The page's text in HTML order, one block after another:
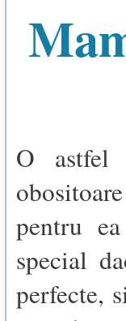
O astfel
pentru
special
perfecte,